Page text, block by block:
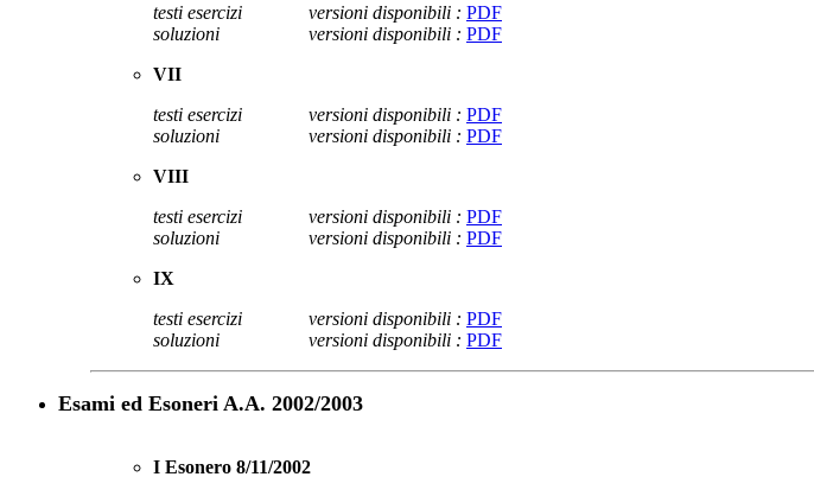
testi esercizi
versioni disponibili : PDF
soluzioni
versioni disponibili : PDF
VII
testi esercizi
versioni disponibili : PDF
soluzioni
versioni disponibili : PDF
VIII
testi esercizi
versioni disponibili : PDF
soluzioni
versioni disponibili : PDF
IX
testi esercizi
versioni disponibili : PDF
soluzioni
versioni disponibili : PDF
Esami ed Esoneri A.A. 2002/2003
I Esonero 8/11/2002